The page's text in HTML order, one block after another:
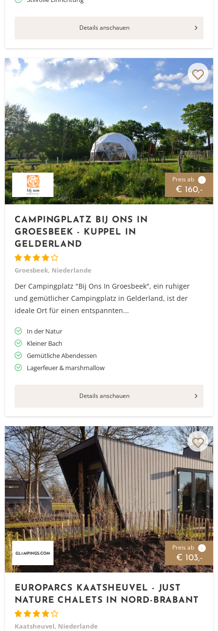
Details anschauen
Preis ab i
€ 160,-
CAMPINGPLATZ BIJ ONS IN
GROESBEEK - KUPPEL IN
GELDERLAND
Groesbeek, Niederlande
Der Campingplatz "Bij Ons In Groesbeek", ein ruhiger
und gemütlicher Campingplatz in Gelderland, ist der
ideale Ort für einen entspannten...
In der Natur
Kleiner Bach
Gemütliche Abendessen
Lagerfeuer & marshmallow
Details anschauen
Preis ab i
€ 103,-
EUROPARCS KAATSHEUVEL - JUST
NATURE CHALETS IN NORD-BRABANT
Kaatsheuvel, Niederlande